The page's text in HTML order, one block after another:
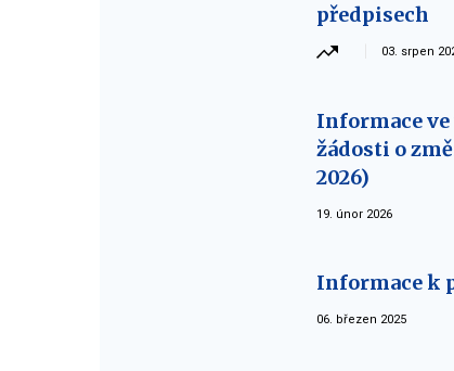
předpisech
03. srpen
Informace
žádosti o
2026)
19. únor 2026
Informace k
06. březen 2025